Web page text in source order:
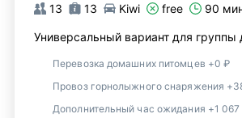
13 13 Kiwi free 90
Универсальный вариант для группы
Перевозка домашних питомцев +0 ₽
Провоз горнолыжного снаряжения
Дополнительный час ожидания +1